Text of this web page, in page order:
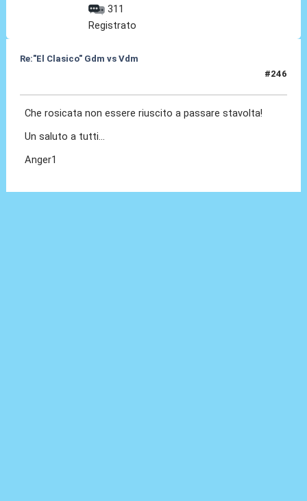
311
Registrato
Re:"El Clasico" Gdm vs Vdm
#246
Che rosicata non essere riuscito a passare stavolta!
Un saluto a tutti...
Anger1